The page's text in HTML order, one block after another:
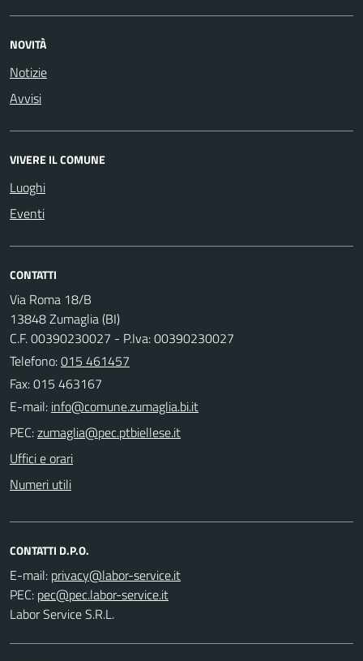
NOVITÀ
Notizie
Avvisi
VIVERE IL COMUNE
Luoghi
Eventi
CONTATTI
Via Roma 18/B
13848 Zumaglia (BI)
C.F. 00390230027 - P.Iva: 00390230027
Telefono:015 461457
Fax: 015 463167
E-mail:
PEC:
Uffici e orari
Numeri utili
CONTATTI D.P.O.
E-mail:
PEC:
Labor Service S.R.L.